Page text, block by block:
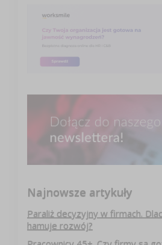
Najnowsze artykuły
Paraliż decyzyjny w firmach.
hamuje rozwój?